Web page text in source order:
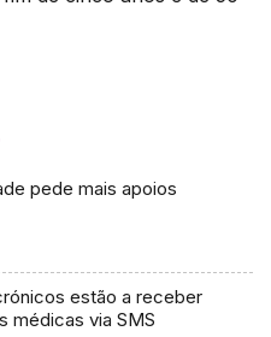
pede mais apoios
estão a receber
médicas via SMS